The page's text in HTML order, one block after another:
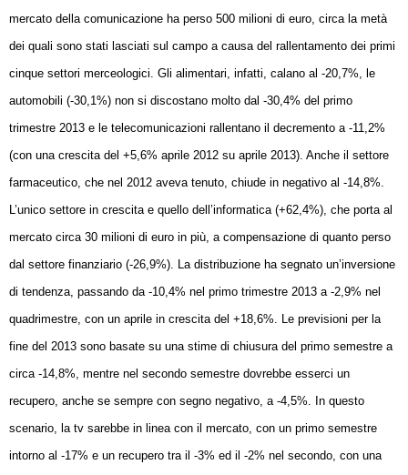
mercato della comunicazione ha perso 500 milioni di euro, circa la metà
dei quali sono stati lasciati sul campo a causa del rallentamento dei primi
cinque settori merceologici. Gli alimentari, infatti, calano al -20,7%, le
automobili (-30,1%) non si discostano molto dal -30,4% del primo
trimestre 2013 e le telecomunicazioni rallentano il decremento a -11,2%
(con una crescita del +5,6% aprile 2012 su aprile 2013). Anche il settore
farmaceutico, che nel 2012 aveva tenuto, chiude in negativo al -14,8%.
L’unico settore in crescita e quello dell’informatica (+62,4%), che porta al
mercato circa 30 milioni di euro in più, a compensazione di quanto perso
dal settore finanziario (-26,9%). La distribuzione ha segnato un’inversione
di tendenza, passando da -10,4% nel primo trimestre 2013 a -2,9% nel
quadrimestre, con un aprile in crescita del +18,6%. Le previsioni per la
fine del 2013 sono basate su una stime di chiusura del primo semestre a
circa -14,8%, mentre nel secondo semestre dovrebbe esserci un
recupero, anche se sempre con segno negativo, a -4,5%. In questo
scenario, la tv sarebbe in linea con il mercato, con un primo semestre
intorno al -17% e un recupero tra il -3% ed il -2% nel secondo, con una